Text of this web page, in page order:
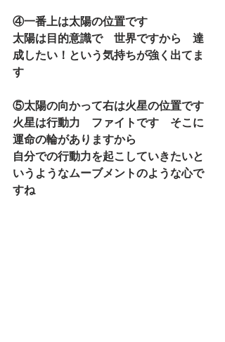
④一番上は太陽の位置です
太陽は目的意識で　世界ですから　達
成したい！という気持ちが強く出てま
す
⑤太陽の向かって右は火星の位置です
火星は行動力　ファイトです　そこに
運命の輪がありますから
自分での行動力を起こしていきたいと
いうようなムーブメントのような心で
すね